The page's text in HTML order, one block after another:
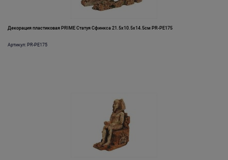
Декорация пластиковая PRIME Статуя Сфинкса 21.5х10.5х14.5см PR-PE175
Артикул: PR-PE175